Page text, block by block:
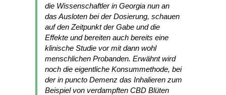
die Wissenschaftler in Georgia nun an
das Ausloten bei der Dosierung, schauen
auf den Zeitpunkt der Gabe und die
Effekte und bereiten auch bereits eine
klinische Studie vor mit dann wohl
menschlichen Probanden. Erwähnt wird
noch die eigentliche Konsummethode, bei
der in puncto Demenz das Inhalieren zum
Beispiel von verdampften CBD Blüten